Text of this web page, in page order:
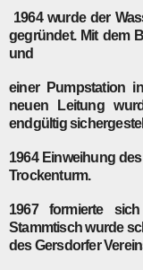
1964 wurde der
gegründet. Mit dem
und
einer Pumpstation
neuen Leitung
endgültig
1964Einweihung des
Trockenturm.
1967 formierte
Stammtisch wurde
des Gersdorfer